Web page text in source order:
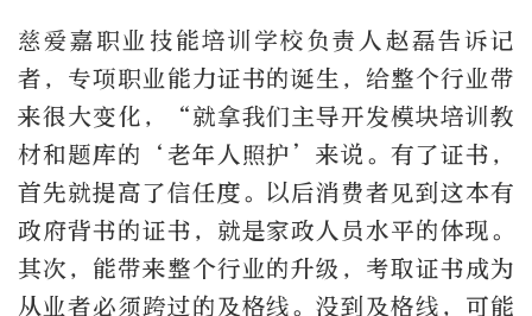
慈爱嘉职业技能培训学校负责人赵磊告诉记
者，专项职业能力证书的诞生，给整个行业带
来很大变化，“就拿我们主导开发模块培训教
材和题库的‘老年人照护’来说。有了证书，
首先就提高了信任度。以后消费者见到这本有
政府背书的证书，就是家政人员水平的体现。
其次，能带来整个行业的升级，考取证书成为
从业者必须跨过的及格线。没到及格线，可能